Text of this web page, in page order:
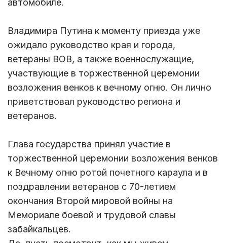
автомобиле.
Владимира Путина к моменту приезда уже
ожидало руководство края и города,
ветераны ВОВ, а также военнослужащие,
участвующие в торжественной церемонии
возложения венков к вечному огню. Он лично
приветствовал руководство региона и
ветеранов.
Глава государства принял участие в
торжественной церемонии возложения венков
к Вечному огню ротой почетного караула и в
поздравлении ветеранов с 70-летием
окончания Второй мировой войны на
Мемориале боевой и трудовой славы
забайкальцев.